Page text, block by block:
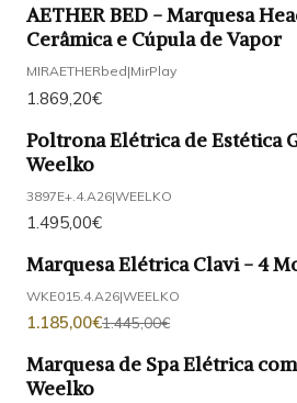
AETHER BED - Marquesa
Cerâmica e Cúpula de Vapor
MIRAETHERbed|MirPlay
1.869,20€
Poltrona Elétrica de Estética
Weelko
3897E+.4.A26|WEELKO
1.495,00€
-18%DESCONTO
Marquesa Elétrica Clavi - 4
WKE015.4.A26|WEELKO
1.185,00€1.445,00€
Marquesa de Spa Elétrica
Weelko